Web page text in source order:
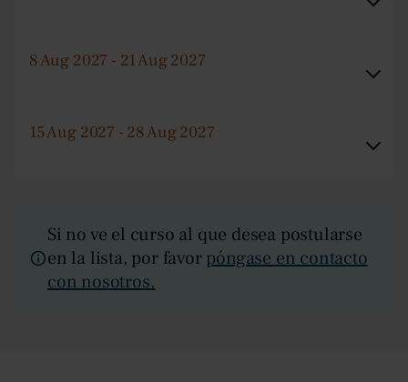
8 Aug 2027 - 21 Aug 2027
15 Aug 2027 - 28 Aug 2027
Si no ve el curso al que desea postularse
en la lista, por favorpóngase en contacto
con nosotros.